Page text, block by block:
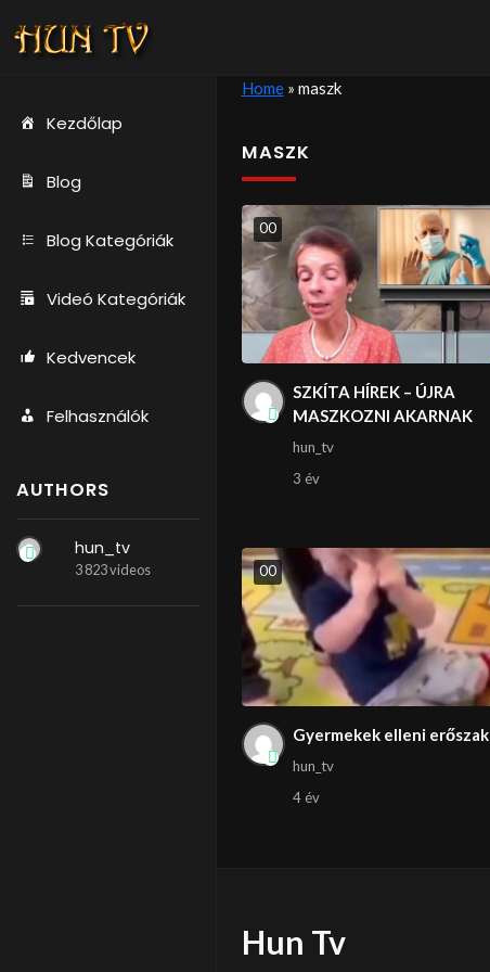
Kezdőlap
Blog
Blog Kategóriák
Videó Kategóriák
Kedvencek
Felhasználók
AUTHORS
hun_tv
3 823 videos
Home» maszk
MASZK
00
SZKÍTA HÍREK – ÚJRA
MASZKOZNI AKARNAK
hun_tv
3 év
00
Gyermekek elleni erőszak
hun_tv
4 év
Hun Tv